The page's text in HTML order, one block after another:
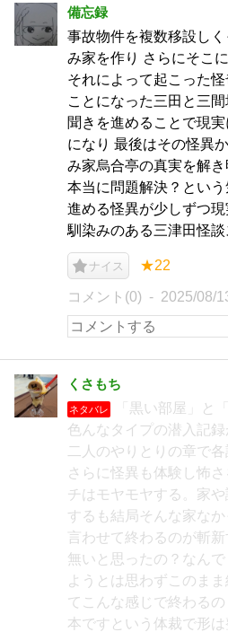
備忘録
事故物件を複数移設し
み家を作り さらにそこ
それによって起こった
ことになった三田と三
聞きを進めることで現
になり 最後はその怪異
み家烏合亭の真実を解
本当に問題解決？とい
進める怪異が少しずつ
馴染みのある三津田怪
ナイス ★22
コメント(0) 2025/08/
くさもち
ネタバレ
「黒い部屋」と
色んなタイプの潜入記
二人のやりとりの章で
さらに怪異も体験し怖
チはモヤモヤする。家
するも結局そんな家な
言わせて終わるのが斬
無いと思ったの？なん
ようとは思わずこのま
てこんな感じで終わる
本ですという体裁で形